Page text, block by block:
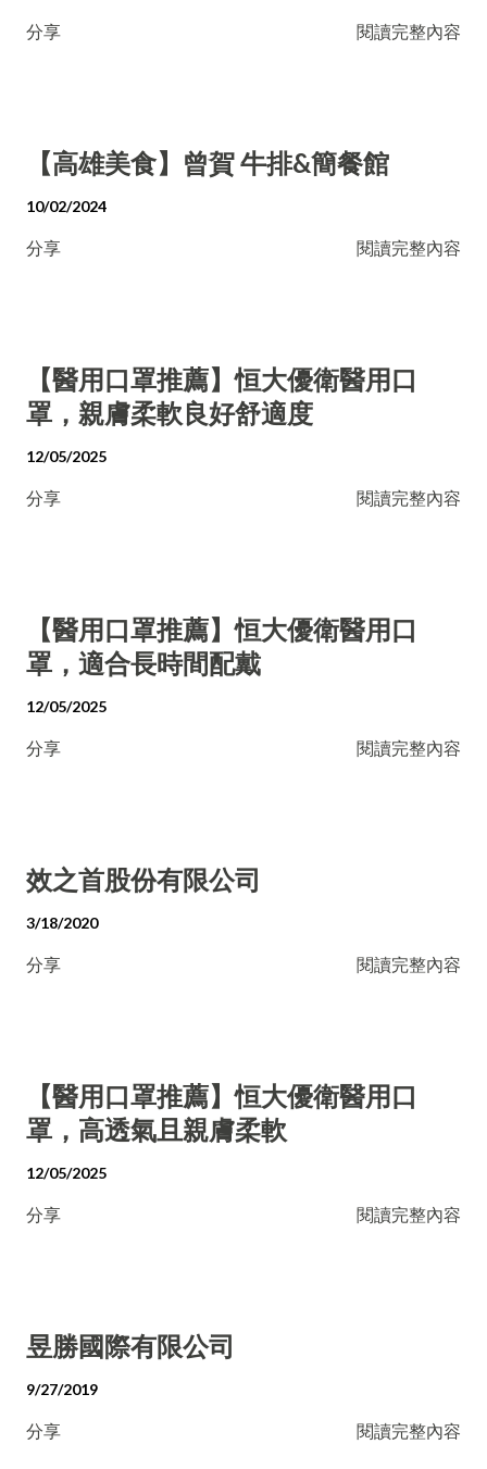
分享 閱讀完整內容
【高雄美食】曾賀 牛排&簡餐館
10/02/2024
分享 閱讀完整內容
【醫用口罩推薦】恒大優衛醫用口
罩，親膚柔軟良好舒適度
12/05/2025
分享 閱讀完整內容
【醫用口罩推薦】恒大優衛醫用口
罩，適合長時間配戴
12/05/2025
分享 閱讀完整內容
效之首股份有限公司
3/18/2020
分享 閱讀完整內容
【醫用口罩推薦】恒大優衛醫用口
罩，高透氣且親膚柔軟
12/05/2025
分享 閱讀完整內容
昱勝國際有限公司
9/27/2019
分享 閱讀完整內容